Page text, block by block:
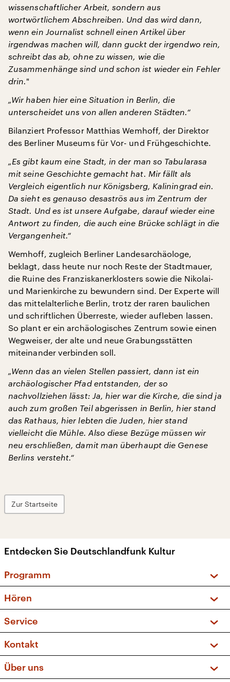
wissenschaftlicher Arbeit, sondern aus
wortwörtlichem Abschreiben. Und das wird dann,
wenn ein Journalist schnell einen Artikel über
irgendwas machen will, dann guckt der irgendwo rein,
schreibt das ab, ohne zu wissen, wie die
Zusammenhänge sind und schon ist wieder ein Fehler
drin."
„Wir haben hier eine Situation in Berlin, die
unterscheidet uns von allen anderen Städten.“
Bilanziert Professor Matthias Wemhoff, der Direktor
des Berliner Museums für Vor- und Frühgeschichte.
„Es gibt kaum eine Stadt, in der man so Tabularasa
mit seine Geschichte gemacht hat. Mir fällt als
Vergleich eigentlich nur Königsberg, Kaliningrad ein.
Da sieht es genauso desaströs aus im Zentrum der
Stadt. Und es ist unsere Aufgabe, darauf wieder eine
Antwort zu finden, die auch eine Brücke schlägt in die
Vergangenheit.“
Wemhoff, zugleich Berliner Landesarchäologe,
beklagt, dass heute nur noch Reste der Stadtmauer,
die Ruine des Franziskanerklosters sowie die Nikolai-
und Marienkirche zu bewundern sind. Der Experte will
das mittelalterliche Berlin, trotz der raren baulichen
und schriftlichen Überreste, wieder aufleben lassen.
So plant er ein archäologisches Zentrum sowie einen
Wegweiser, der alte und neue Grabungsstätten
miteinander verbinden soll.
„Wenn das an vielen Stellen passiert, dann ist ein
archäologischer Pfad entstanden, der so
nachvollziehen lässt: Ja, hier war die Kirche, die sind ja
auch zum großen Teil abgerissen in Berlin, hier stand
das Rathaus, hier lebten die Juden, hier stand
vielleicht die Mühle. Also diese Bezüge müssen wir
neu erschließen, damit man überhaupt die Genese
Berlins versteht.“
Zur Startseite
Entdecken Sie Deutschlandfunk Kultur
Programm
Sendungen und Podcasts
Musikliste
Kakadu – Das Kinderprogramm
Hören
Frequenzen (UKW + DAB+)
Service
FAQ
Apps
Newsletter
Kontakt
Social Media
Über uns